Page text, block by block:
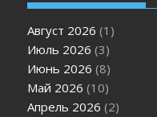
Август 2026 (1)
Июль 2026 (3)
Июнь 2026 (8)
Май 2026 (10)
Апрель 2026 (2)